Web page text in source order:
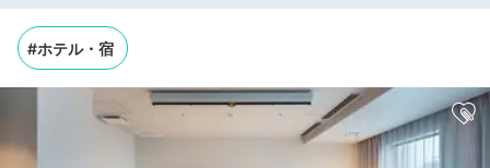
#ホテル・宿